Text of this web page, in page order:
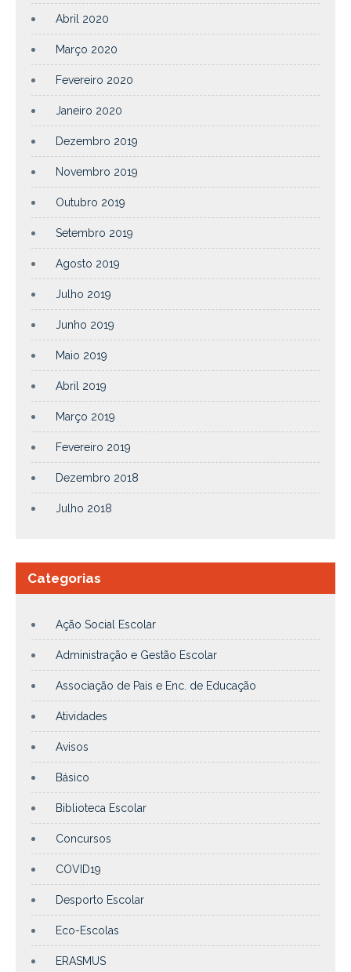
Abril 2020
Março 2020
Fevereiro 2020
Janeiro 2020
Dezembro 2019
Novembro 2019
Outubro 2019
Setembro 2019
Agosto 2019
Julho 2019
Junho 2019
Maio 2019
Abril 2019
Março 2019
Fevereiro 2019
Dezembro 2018
Julho 2018
Categorias
Ação Social Escolar
Administração e Gestão Escolar
Associação de Pais e Enc. de Educação
Atividades
Avisos
Básico
Biblioteca Escolar
Concursos
COVID19
Desporto Escolar
Eco-Escolas
ERASMUS